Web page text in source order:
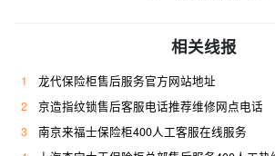
相关线报
1
龙代保险柜售后服务官方网站地址
2
京造指纹锁售后客服电话推荐维修网点电话
3
南京来福士保险柜400人工客服在线服务